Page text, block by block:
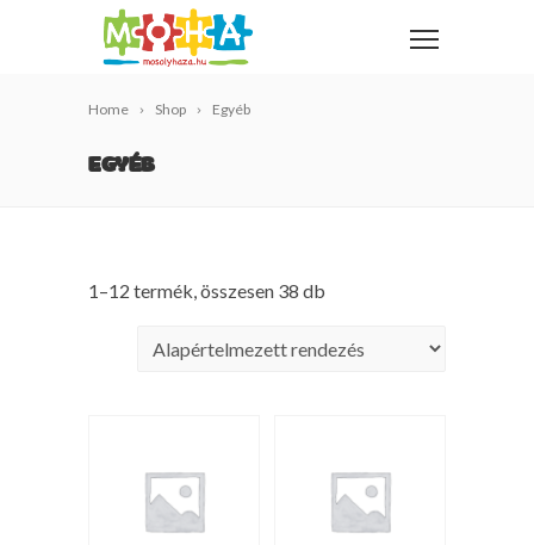
Home Shop Egyéb
EGYÉB
1–12 termék, összesen 38 db